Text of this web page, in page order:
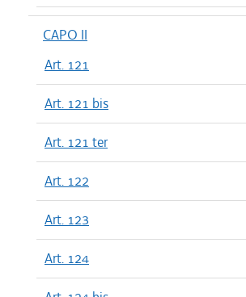
CAPO II
Art. 121
Art. 121 bis
Art. 121 ter
Art. 122
Art. 123
Art. 124